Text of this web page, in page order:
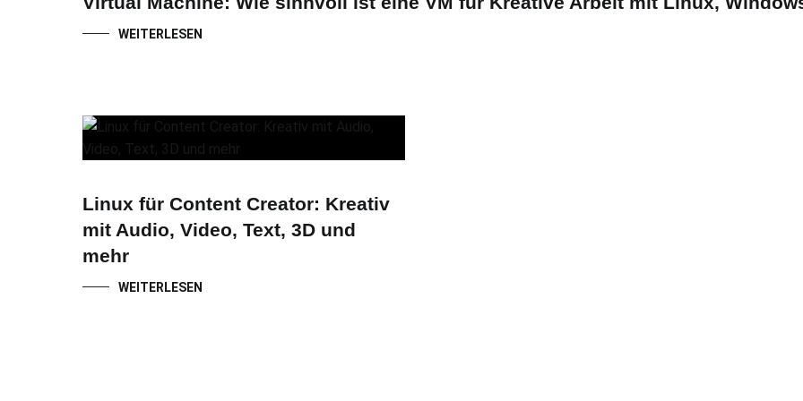
WEITERLESEN
Linux für Content Creator: Kreativ
mit Audio, Video, Text, 3D und
mehr
WEITERLESEN